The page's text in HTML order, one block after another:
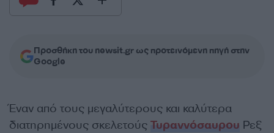
Προσθήκη του newsit.gr ως προτεινόμενη πηγή στην
Google
Έναν από τους μεγαλύτερους και καλύτερα
διατηρημένους σκελετούς Τυραννόσαυρου Ρεξ